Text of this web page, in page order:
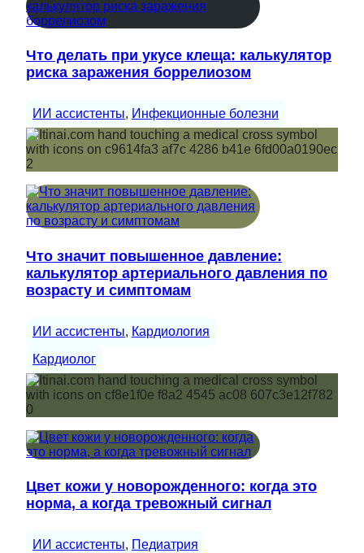
Что делать при укусе клеща: калькулятор
риска заражения боррелиозом
ИИ ассистенты, Инфекционные болезни
Что значит повышенное давление:
калькулятор артериального давления по
возрасту и симптомам
ИИ ассистенты, Кардиология
Кардиолог
Цвет кожи у новорожденного: когда это
норма, а когда тревожный сигнал
ИИ ассистенты, Педиатрия